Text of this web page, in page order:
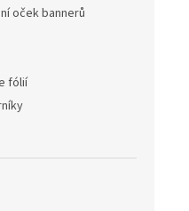
oček bannerů
fólií